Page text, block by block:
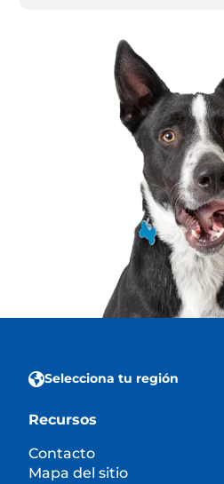
Selecciona tu región
Recursos
Contacto
Mapa del sitio